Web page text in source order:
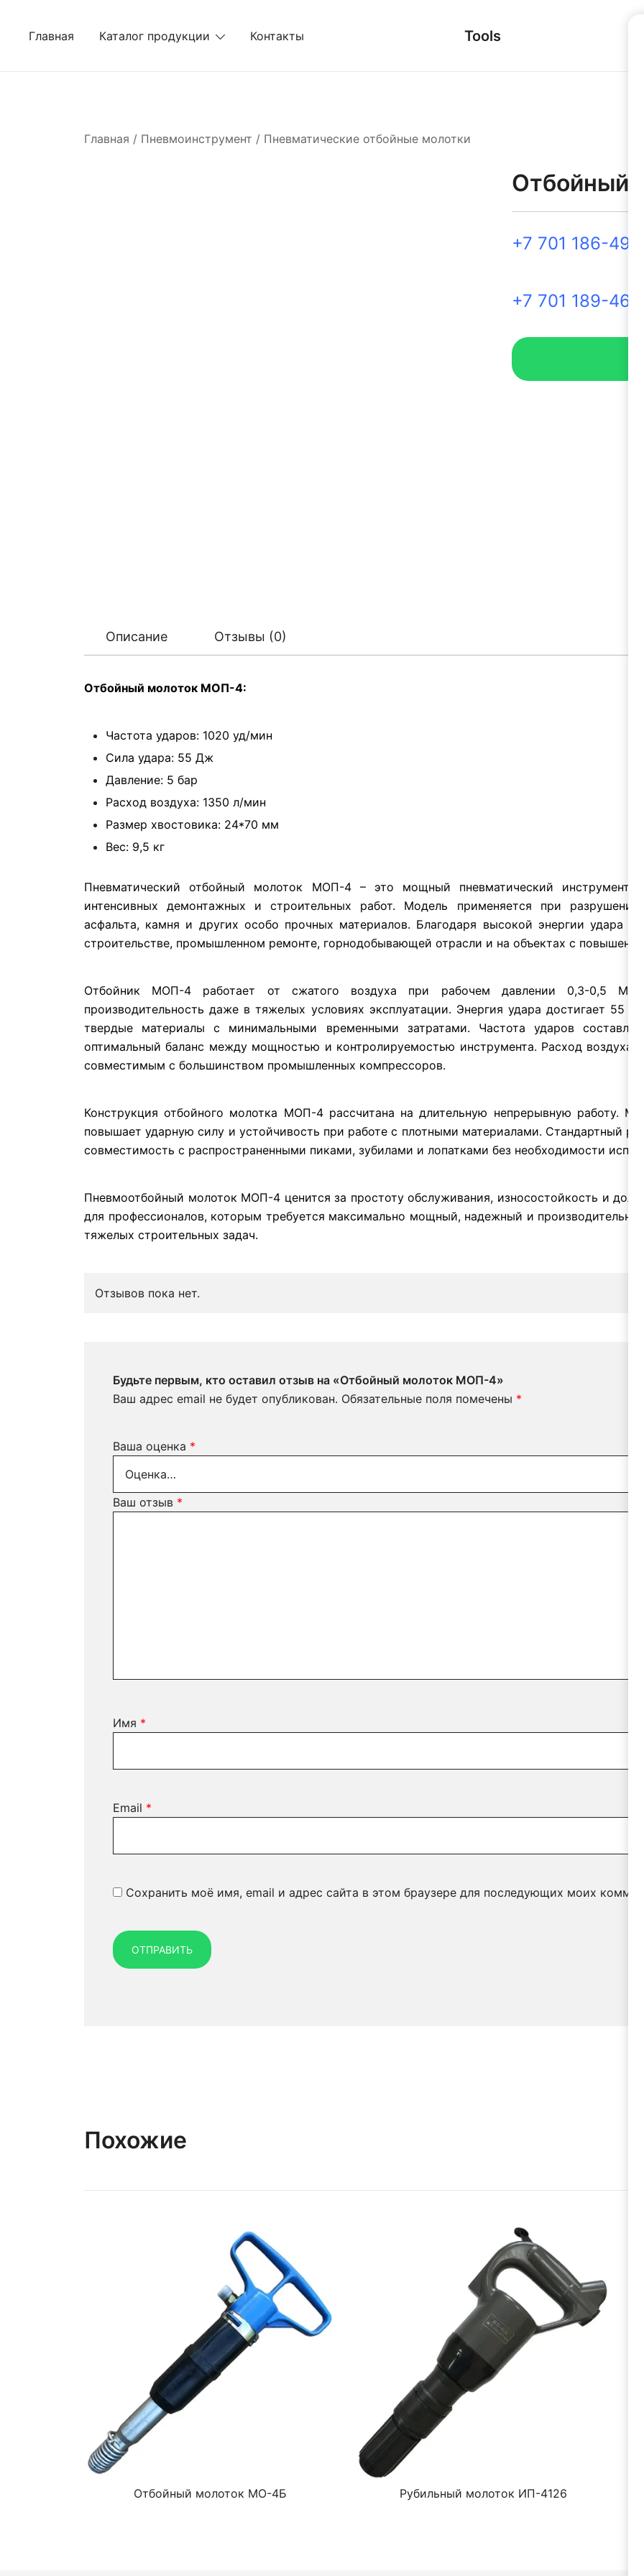
Главная Каталог продукции Контакты Tools
Главная / Пневмоинструмент / Пневматические отбойные молотки
Отбойный
+7 701 186-49-
+7 701 189-46-
Описание Отзывы (0)
Отбойный молоток МОП-4:
Частота ударов: 1020 уд/мин
Сила удара: 55 Дж
Давление: 5 бар
Расход воздуха: 1350 л/мин
Размер хвостовика: 24*70 мм
Вес: 9,5 кг
Пневматический отбойный молоток МОП-4 – это мощный пневматический инструмент
интенсивных демонтажных и строительных работ. Модель применяется при разрушении
асфальта, камня и других особо прочных материалов. Благодаря высокой энергии удара
строительстве, промышленном ремонте, горнодобывающей отрасли и на объектах с
Отбойник МОП-4 работает от сжатого воздуха при рабочем давлении 0,3-0,5 МПа
производительность даже в тяжелых условиях эксплуатации. Энергия удара достигает 55
твердые материалы с минимальными временными затратами. Частота ударов
оптимальный баланс между мощностью и контролируемостью инструмента. Расход воздуха
совместимым с большинством промышленных компрессоров.
Конструкция отбойного молотка МОП-4 рассчитана на длительную непрерывную работу.
повышает ударную силу и устойчивость при работе с плотными материалами. Стандартный
совместимость с распространенными пиками, зубилами и лопатками без необходимости
Пневмоотбойный молоток МОП-4 ценится за простоту обслуживания, износостойкость и
для профессионалов, которым требуется максимально мощный, надежный и
тяжелых строительных задач.
Отзывов пока нет.
Будьте первым, кто оставил отзыв на «Отбойный молоток МОП-4»
Ваш адрес email не будет опубликован. Обязательные поля помечены *
Ваша оценка *
Ваш отзыв *
Имя *
Email *
Сохранить моё имя, email и адрес сайта в этом браузере для последующих моих
Похожие
Отбойный молоток МО-4Б Рубильный молоток ИП-4126